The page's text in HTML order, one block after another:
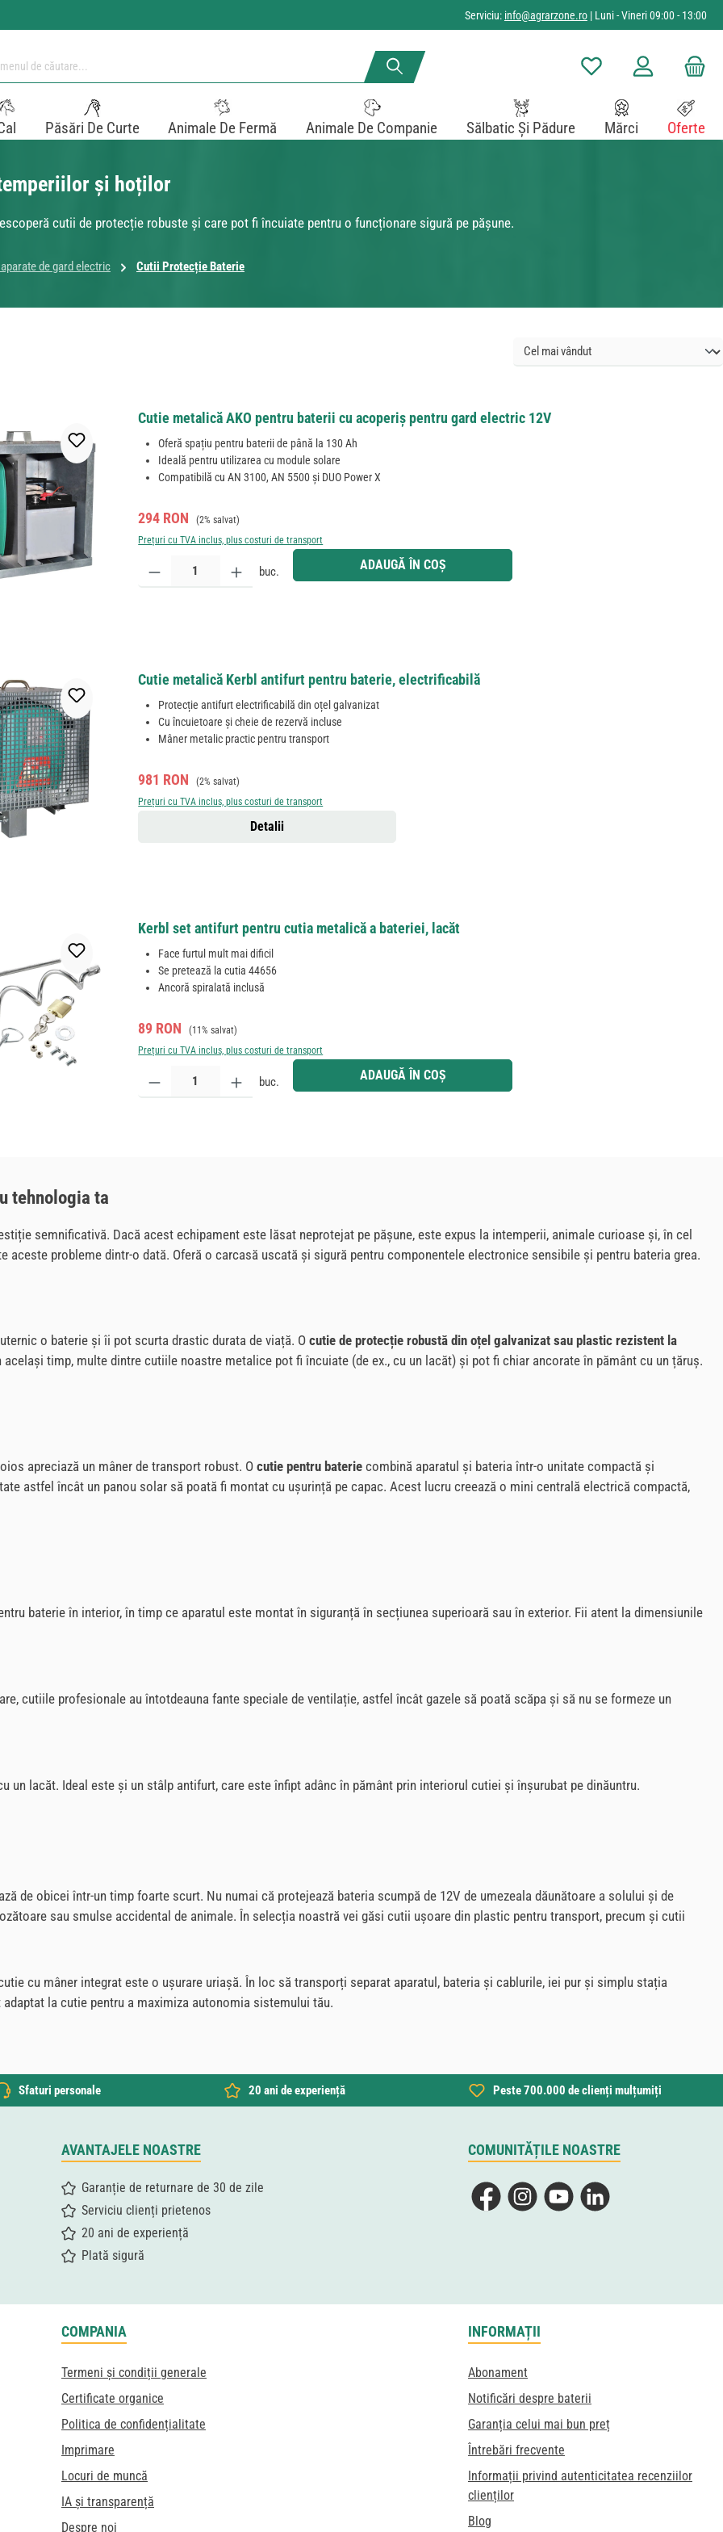
Serviciu: info@agrarzone.ro | Luni - Vineri 09:00 - 13:00
Aveți 0 articole din lista
Păsări De Curte Animale De Fermă Animale De Companie Sălbatic Și Pădure Mărci Oferte
și hoților
cutii de protecție robuste și care pot fi încuiate pentru o funcționare sigură pe pășune.
de gard electric Cutii Protecție Baterie
Cutie metalică AKO pentru baterii cu acoperiș pentru gard electric 12V
Oferă spațiu pentru baterii de până la 130 Ah
Ideală pentru utilizarea cu module solare
Compatibilă cu AN 3100, AN 5500 și DUO Power X
Preț de vânzare:
294 RON Preț obișnuit:
(2% salvat)
Prețuri cu TVA inclus, plus costuri de transport
Cantitate produs: Introduceți cantitatea dorită sau utilizați butoanele pentru a mări sau micșora cantitatea.
buc. ADAUGĂ ÎN COȘ
Cutie metalică Kerbl antifurt pentru baterie, electrificabilă
Protecție antifurt electrificabilă din oțel galvanizat
Cu încuietoare și cheie de rezervă incluse
Mâner metalic practic pentru transport
Preț de vânzare:
981 RON Preț obișnuit:
(2% salvat)
Prețuri cu TVA inclus, plus costuri de transport
Detalii
Kerbl set antifurt pentru cutia metalică a bateriei, lacăt
Face furtul mult mai dificil
Se pretează la cutia 44656
Ancoră spiralată inclusă
Preț de vânzare:
89 RON Preț obișnuit:
(11% salvat)
Prețuri cu TVA inclus, plus costuri de transport
Cantitate produs: Introduceți cantitatea dorită sau utilizați butoanele pentru a mări sau micșora cantitatea.
buc. ADAUGĂ ÎN COȘ
tehnologia ta
semnificativă. Dacă acest echipament este lăsat neprotejat pe pășune, este expus la intemperii, animale curioase și, în cel
aceste probleme dintr-o dată. Oferă o carcasă uscată și sigură pentru componentele electronice sensibile și pentru bateria grea.
o baterie și îi pot scurta drastic durata de viață. O cutie de protecție robustă din oțel galvanizat sau plastic rezistent la
timp, multe dintre cutiile noastre metalice pot fi încuiate (de ex., cu un lacăt) și pot fi chiar ancorate în pământ cu un țăruș.
apreciază un mâner de transport robust. O cutie pentru baterie combină aparatul și bateria într-o unitate compactă și
astfel încât un panou solar să poată fi montat cu ușurință pe capac. Acest lucru creează o mini centrală electrică compactă,
baterie în interior, în timp ce aparatul este montat în siguranță în secțiunea superioară sau în exterior. Fii atent la dimensiunile
cutiile profesionale au întotdeauna fante speciale de ventilație, astfel încât gazele să poată scăpa și să nu se formeze un
lacăt. Ideal este și un stâlp antifurt, care este înfipt adânc în pământ prin interiorul cutiei și înșurubat pe dinăuntru.
de obicei într-un timp foarte scurt. Nu numai că protejează bateria scumpă de 12V de umezeala dăunătoare a solului și de
sau smulse accidental de animale. În selecția noastră vei găsi cutii ușoare din plastic pentru transport, precum și cutii
cu mâner integrat este o ușurare uriașă. În loc să transporți separat aparatul, bateria și cablurile, iei pur și simplu stația
la cutie pentru a maximiza autonomia sistemului tău.
Sfaturi personale 20 ani de experiență Peste 700.000 de clienți mulțumiți
AVANTAJELE NOASTRE
Garanție de returnare de 30 de zile
Serviciu clienți prietenos
20 ani de experiență
Plată sigură
COMUNITĂȚILE NOASTRE
FacebookInstagramYouTubeLinkedIn
COMPANIA
Termeni și condiții generale
Certificate organice
Politica de confidențialitate
Imprimare
Locuri de muncă
IA și transparență
Despre noi
INFORMAȚII
Abonament
Notificări despre baterii
Garanția celui mai bun preț
Întrebări frecvente
Informații privind autenticitatea recenziilor
clienților
Blog